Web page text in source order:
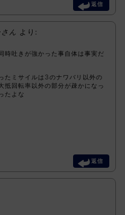
返信
ん より:
時吐きが強かった事自体は事実だ
たミサイルは3のナワバリ以外の
抵回転率以外の部分が疎かになっ
たよな
返信